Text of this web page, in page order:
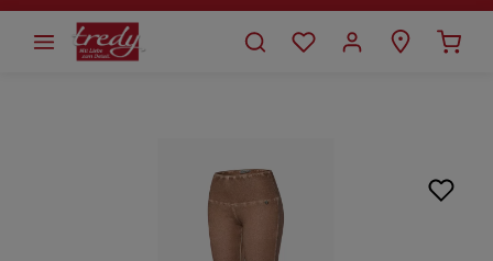
springen